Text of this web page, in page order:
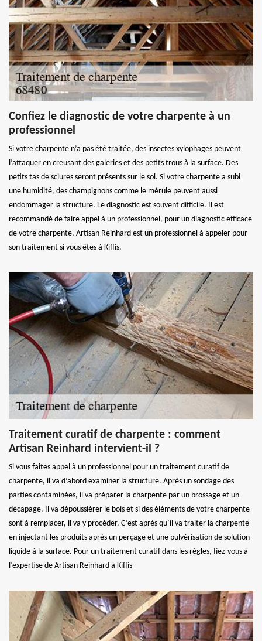
Confiez le diagnostic de votre charpente à un
professionnel
Si votre charpente n’a pas été traitée, des insectes xylophages peuvent
l’attaquer en creusant des galeries et des petits trous à la surface. Des
petits tas de sciures seront présents sur le sol. Si votre charpente a subi
une humidité, des champignons comme le mérule peuvent aussi
endommager la structure. Le diagnostic est souvent difficile. Il est
recommandé de faire appel à un professionnel, pour un diagnostic efficace
de votre charpente, Artisan Reinhard est un professionnel à appeler pour
son traitement si vous êtes à Kiffis.
Traitement curatif de charpente : comment
Artisan Reinhard intervient-il ?
Si vous faites appel à un professionnel pour un traitement curatif de
charpente, il va d’abord examiner la structure. Après un sondage des
parties contaminées, il va préparer la charpente par un brossage et un
décapage. Il va dépoussiérer le bois et si des éléments de votre charpente
sont à remplacer, il va y procéder. C’est après qu’il va traiter la charpente
en injectant les produits après un perçage et une pulvérisation de solution
liquide à la surface. Pour un traitement curatif dans les règles, fiez-vous à
l’expertise de Artisan Reinhard à Kiffis